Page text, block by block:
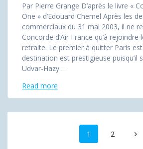
Par Pierre Grange D’après le livre «
One » d’Edouard Chemel Après les
commerciaux du 31 mai 2003, il ne
Concorde d’Air France qu’à rejoindre
retraite. Le premier à quitter Paris est
destination est prestigieuse puisqu’il
Udvar-Hazy…
Read more
navigation Page
1 Page
2